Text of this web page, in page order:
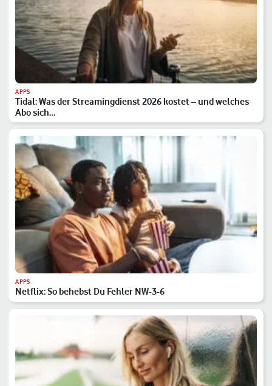
APPS
Tidal: Was der Streamingdienst 2026 kostet – und welches
Abo sich…
APPS
Netflix: So behebst Du Fehler NW-3-6